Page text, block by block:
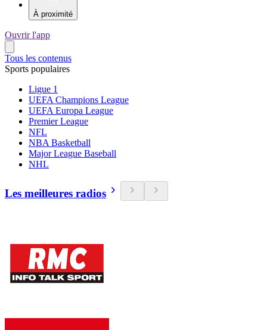
À proximité
Ouvrir l'app
Tous les contenus
Sports populaires
Ligue 1
UEFA Champions League
UEFA Europa League
Premier League
NFL
NBA Basketball
Major League Baseball
NHL
Les meilleures radios